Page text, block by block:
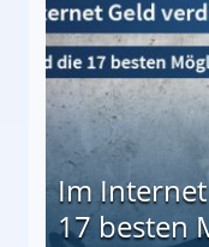
Im
17 besten